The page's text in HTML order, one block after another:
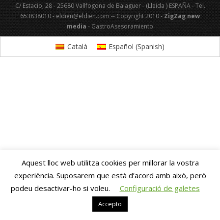
C/ Estacio, 28 - 25680 Vallfogona de Balaguer - (Lleida ) ESPAÑA - Tel.
653838010 - eldien@eldien.com -- Copyright 2010 -ZigZag new
media- GastroAsesoramiento
Aquest lloc web utilitza cookies per millorar la vostra
experiència. Suposarem que està d’acord amb això, però
podeu desactivar-ho si voleu.
Configuració de galetes
Accepto
Català Español (Spanish)